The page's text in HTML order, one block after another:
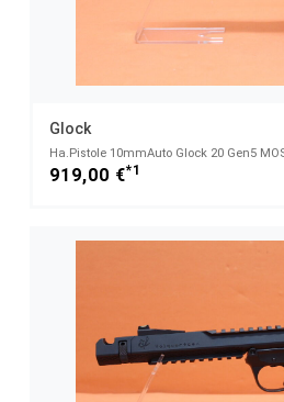
Glock
919,00 €*1